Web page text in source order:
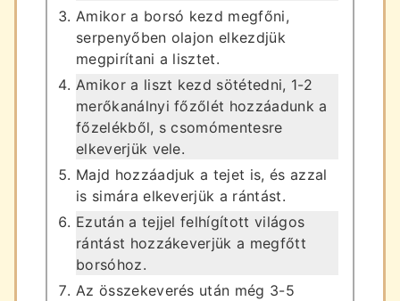
Amikor a borsó kezd megfőni,
serpenyőben olajon elkezdjük
megpirítani a lisztet.
Amikor a liszt kezd sötétedni, 1-2
merőkanálnyi főzőlét hozzáadunk a
főzelékből, s csomómentesre
elkeverjük vele.
Majd hozzáadjuk a tejet is, és azzal
is simára elkeverjük a rántást.
Ezután a tejjel felhígított világos
rántást hozzákeverjük a megfőtt
borsóhoz.
Az összekeverés után még 3-5